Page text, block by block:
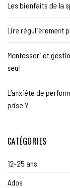
Les bienfaits de la
Lire régulièrement
Montessori et
seul
L’anxiété de
prise ?
CATÉGORIES
12-25 ans
Ados